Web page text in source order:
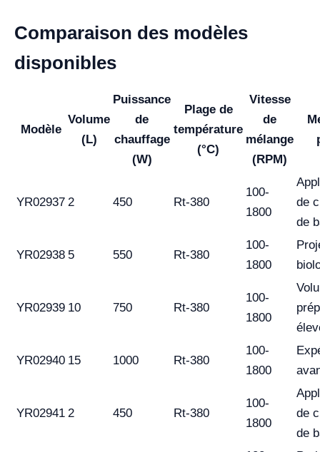
Comparaison des modèles
disponibles
Modèle
Volume
(L)
Puissance
de
chauffage
(W)
Plage de
température
(°C)
Vitesse
de
mélange
(RPM)
YR02937 2 450 Rt-380
100-
1800
de
de
YR02938 5 550 Rt-380
100-
1800
YR02939 10 750 Rt-380
100-
1800
YR02940 15 1000 Rt-380
100-
1800
YR02941 2 450 Rt-380
100-
1800
de
de